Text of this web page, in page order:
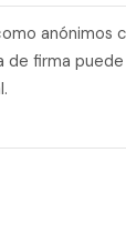
anónimos
firma